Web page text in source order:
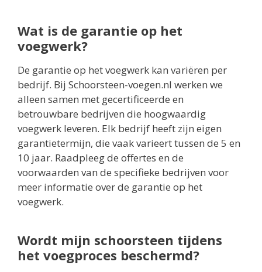
Wat is de garantie op het
voegwerk?
De garantie op het voegwerk kan variëren per
bedrijf. Bij Schoorsteen-voegen.nl werken we
alleen samen met gecertificeerde en
betrouwbare bedrijven die hoogwaardig
voegwerk leveren. Elk bedrijf heeft zijn eigen
garantietermijn, die vaak varieert tussen de 5 en
10 jaar. Raadpleeg de offertes en de
voorwaarden van de specifieke bedrijven voor
meer informatie over de garantie op het
voegwerk.
Wordt mijn schoorsteen tijdens
het voegproces beschermd?